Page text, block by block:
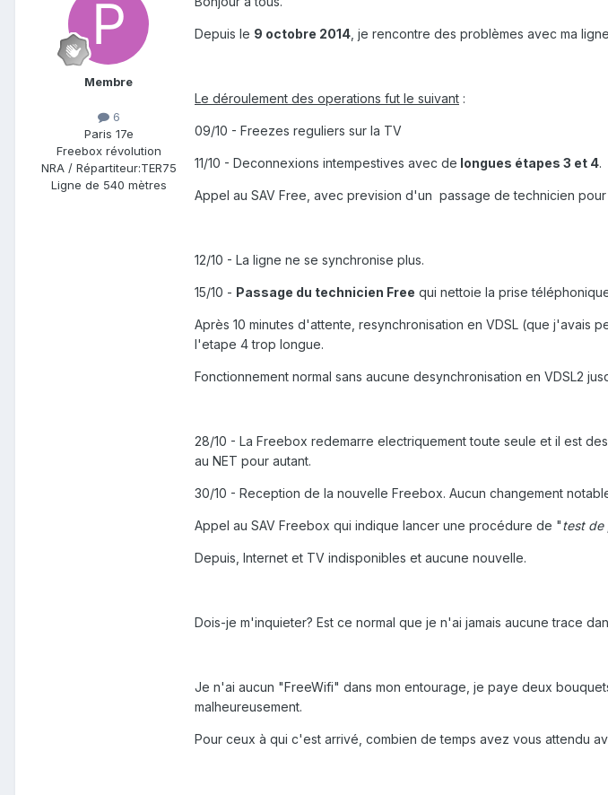
Membre
6
Paris 17e
Freebox révolution
NRA / Répartiteur:TER75
Ligne de 540 mètres
Depuis le 9 octobre 2014 , je rencontre des problèmes avec ma
Le déroulement des operations fut le suivant :
09/10 - Freezes reguliers sur la TV
11/10 - Deconnexions intempestives avec de longues étapes 3 et 4.
Appel au SAV Free, avec prevision d'un passage de technicien pour
12/10 - La ligne ne se synchronise plus.
15/10 - Passage du technicien Free qui nettoie la prise
Après 10 minutes d'attente, resynchronisation en VDSL (que
l'etape 4 trop longue.
Fonctionnement normal sans aucune desynchronisation en VDSL2
28/10 - La Freebox redemarre electriquement toute seule et il est
au NET pour autant.
30/10 - Reception de la nouvelle Freebox. Aucun changement
Appel au SAV Freebox qui indique lancer une procédure de "test de
Depuis, Internet et TV indisponibles et aucune nouvelle.
Dois-je m'inquieter? Est ce normal que je n'ai jamais aucune trace
Je n'ai aucun "FreeWifi" dans mon entourage, je paye deux
malheureusement.
Pour ceux à qui c'est arrivé, combien de temps avez vous attendu